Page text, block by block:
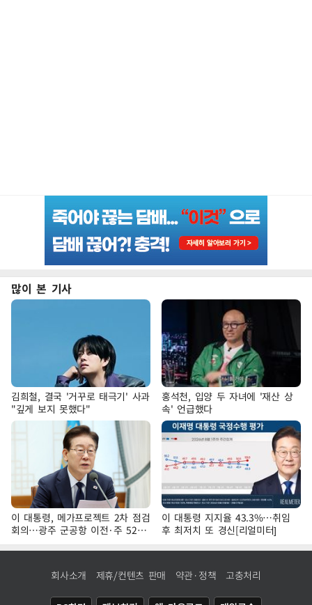
많이 본 기사
김희철, 결국 '거꾸로 태극기' 사과
"깊게 보지 못했다"
홍석천, 입양 두 자녀에 '재산 상
속' 언급했다
이 대통령, 메가프로젝트 2차 점검
회의…광주 군공항 이전·주 52시
간 예외 등 논의
이 대통령 지지율 43.3%…취임
후 최저치 또 경신[리얼미터]
회사소개 제휴/컨텐츠 판매 약관·정책 고충처리